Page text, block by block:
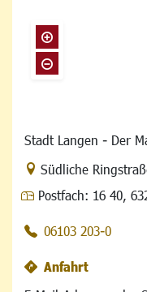
Stadt Langen - Der
Link zur Google-
Südliche
Postfach: 16 40,
06103 203-0
Anfahrt